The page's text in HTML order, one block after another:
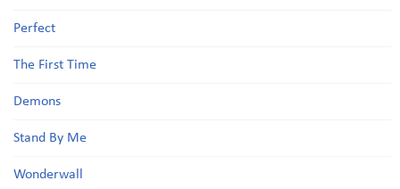
Perfect
The First Time
Demons
Stand By Me
Wonderwall